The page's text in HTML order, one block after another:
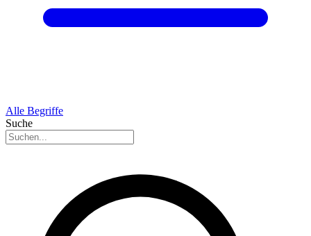
Alle Begriffe
Suche